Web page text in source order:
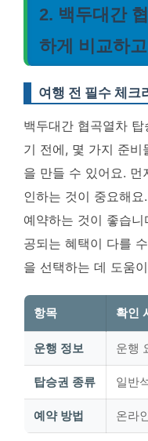
2. 백두대간
하게 비교하
여행 전 필수 체크
백두대간 협곡열차
기 전에, 몇 가지 준비
을 만들 수 있어요.
인하는 것이 중요해
예약하는 것이 좋습
공되는 혜택이 다를
을 선택하는 데 도움
항목 확인
운행 정보 운행
탑승권 종류 일반
예약 방법 온라